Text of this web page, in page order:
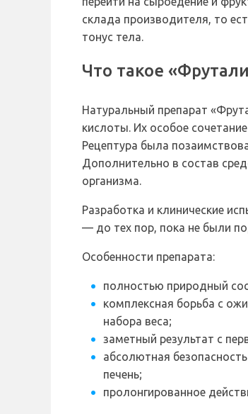
склада производителя, то
тонус тела.
Что такое
Натуральный препарат
кислоты. Их особое
Рецептура была
Дополнительно в состав
организма.
Разработка и клинические
— до тех пор, пока не были
Особенности препарата:
полностью природный
комплексная борьба с
набора веса;
заметный результат с
абсолютная
печень;
пролонгированное